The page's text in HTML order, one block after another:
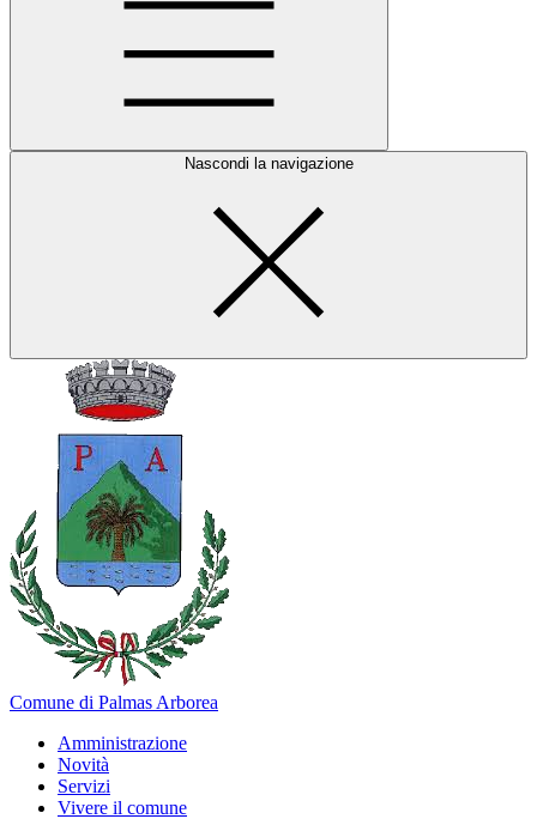
Nascondi la navigazione
Comune di Palmas Arborea
Amministrazione
Novità
Servizi
Vivere il comune